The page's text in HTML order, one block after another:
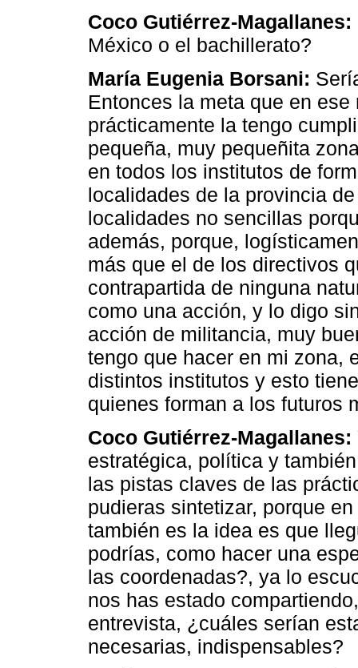
Coco Gutiérrez-Magallanes:
México o el bachillerato?
María Eugenia Borsani:
Entonces la meta que en
prácticamente la tengo
pequeña, muy pequeñita
en todos los institutos de
localidades de la provincia
localidades no sencillas
además, porque,
más que el de los directivos
contrapartida de ninguna
como una acción, y lo digo
acción de militancia, muy
tengo que hacer en mi zona,
distintos institutos y esto
quienes forman a los futuros
Coco Gutiérrez-Magallanes:
estratégica, política y
las pistas claves de las
pudieras sintetizar, porque
también es la idea es que
podrías, como hacer una
las coordenadas?, ya lo
nos has estado
entrevista, ¿cuáles serían
necesarias, indispensables?